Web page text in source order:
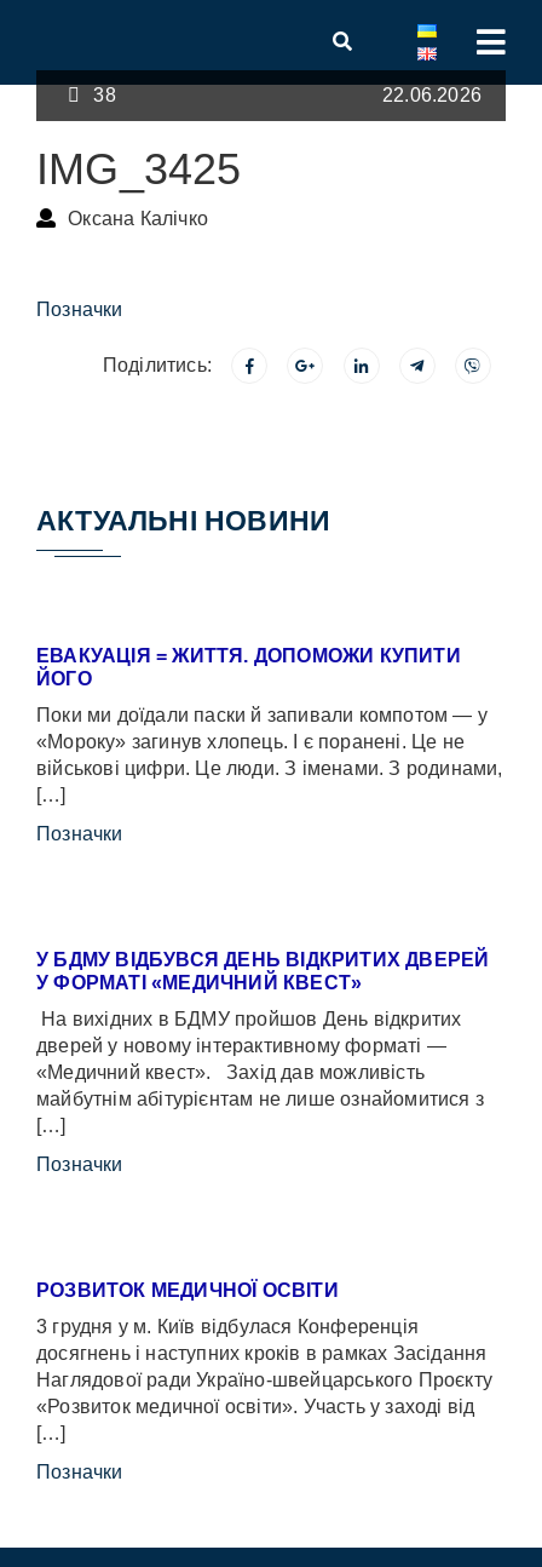
38 22.06.2026
IMG_3425
Оксана Калічко
Позначки
Поділитись:
АКТУАЛЬНІ НОВИНИ
ЕВАКУАЦІЯ = ЖИТТЯ. ДОПОМОЖИ КУПИТИ
ЙОГО
Поки ми доїдали паски й запивали компотом — у
«Мороку» загинув хлопець. І є поранені. Це не
військові цифри. Це люди. З іменами. З родинами,
[…]
Позначки
У БДМУ ВІДБУВСЯ ДЕНЬ ВІДКРИТИХ ДВЕРЕЙ
У ФОРМАТІ «МЕДИЧНИЙ КВЕСТ»
На вихідних в БДМУ пройшов День відкритих
дверей у новому інтерактивному форматі —
«Медичний квест». Захід дав можливість
майбутнім абітурієнтам не лише ознайомитися з
[…]
Позначки
РОЗВИТОК МЕДИЧНОЇ ОСВІТИ
3 грудня у м. Київ відбулася Конференція
досягнень і наступних кроків в рамках Засідання
Наглядової ради Україно-швейцарського Проєкту
«Розвиток медичної освіти». Участь у заході від
[…]
Позначки